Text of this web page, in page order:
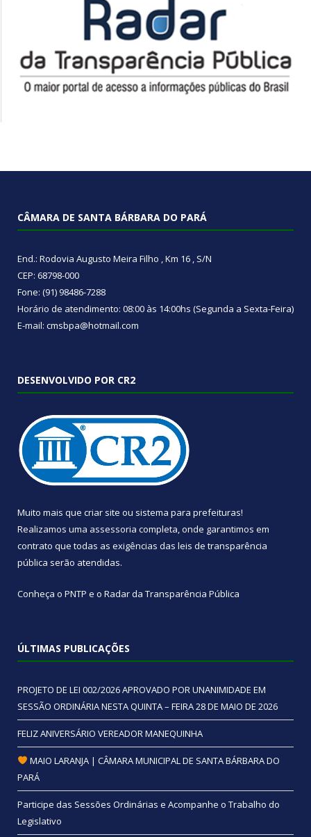
CÂMARA DE SANTA BÁRBARA DO PARÁ
End.: Rodovia Augusto Meira Filho , Km 16 , S/N
CEP: 68798-000
Fone: (91) 98486-7288
Horário de atendimento: 08:00 às 14:00hs (Segunda a Sexta-Feira)
E-mail: cmsbpa@hotmail.com
DESENVOLVIDO POR CR2
Muito mais que criar site ou sistema para prefeituras!
Realizamos uma assessoria completa, onde garantimos em
contrato que todas as exigências das leis de transparência
pública serão atendidas.
Conheça o PNTP e o Radar da Transparência Pública
ÚLTIMAS PUBLICAÇÕES
PROJETO DE LEI 002/2026 APROVADO POR UNANIMIDADE EM
SESSÃO ORDINÁRIA NESTA QUINTA – FEIRA 28 DE MAIO DE 2026
FELIZ ANIVERSÁRIO VEREADOR MANEQUINHA
MAIO LARANJA | CÂMARA MUNICIPAL DE SANTA BÁRBARA DO
PARÁ
Participe das Sessões Ordinárias e Acompanhe o Trabalho do
Legislativo